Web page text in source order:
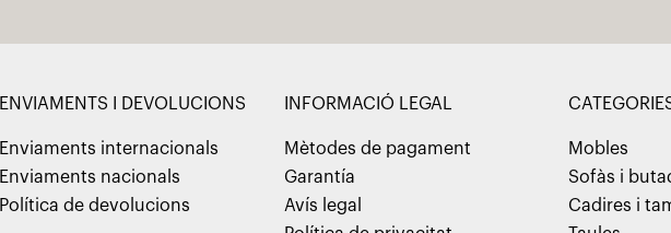
ENVIAMENTS I DEVOLUCIONS
Enviaments internacionals
Enviaments nacionals
Política de devolucions
INFORMACIÓ LEGAL
Mètodes de pagament
Garantía
Avís legal
Mobles
Sofàs i
Cadires i